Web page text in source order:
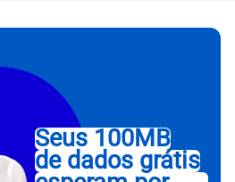
Seus 100MB
de dados grátis